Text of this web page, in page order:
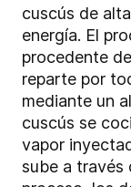
cuscús de
energía. El
procedente
reparte por
mediante un
cuscús se
vapor
sube a través